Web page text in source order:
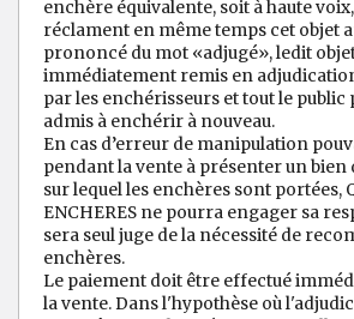
enchère équivalente, soit à haute
réclament en même temps cet objet
prononcé du mot «adjugé», ledit
immédiatement remis en
par les enchérisseurs et tout le public
admis à enchérir à nouveau.
En cas d’erreur de manipulation
pendant la vente à présenter un
sur lequel les enchères sont portées,
ENCHERES ne pourra engager sa
sera seul juge de la nécessité de
enchères.
Le paiement doit être effectué
la vente. Dans l'hypothèse où